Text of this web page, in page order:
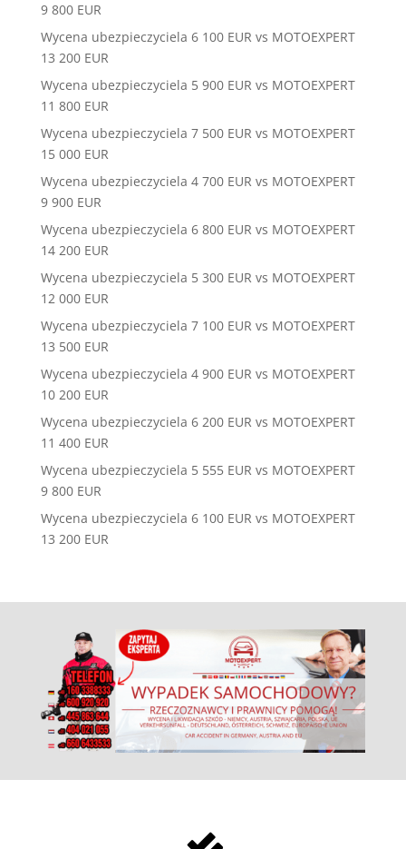
9 800 EUR
Wycena ubezpieczyciela 6 100 EUR vs MOTOEXPERT
13 200 EUR
Wycena ubezpieczyciela 5 900 EUR vs MOTOEXPERT
11 800 EUR
Wycena ubezpieczyciela 7 500 EUR vs MOTOEXPERT
15 000 EUR
Wycena ubezpieczyciela 4 700 EUR vs MOTOEXPERT
9 900 EUR
Wycena ubezpieczyciela 6 800 EUR vs MOTOEXPERT
14 200 EUR
Wycena ubezpieczyciela 5 300 EUR vs MOTOEXPERT
12 000 EUR
Wycena ubezpieczyciela 7 100 EUR vs MOTOEXPERT
13 500 EUR
Wycena ubezpieczyciela 4 900 EUR vs MOTOEXPERT
10 200 EUR
Wycena ubezpieczyciela 6 200 EUR vs MOTOEXPERT
11 400 EUR
Wycena ubezpieczyciela 5 555 EUR vs MOTOEXPERT
9 800 EUR
Wycena ubezpieczyciela 6 100 EUR vs MOTOEXPERT
13 200 EUR